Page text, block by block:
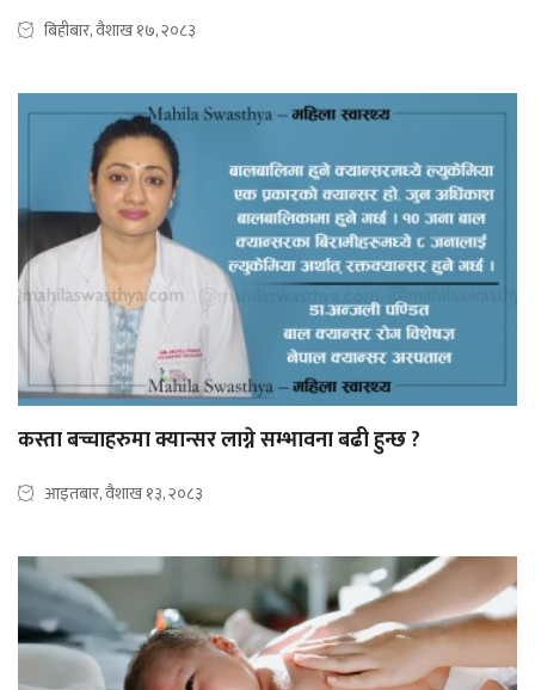
बिहीबार, वैशाख १७, २०८३
कस्ता बच्चाहरुमा क्यान्सर लाग्ने सम्भावना बढी हुन्छ ?
आइतबार, वैशाख १३, २०८३